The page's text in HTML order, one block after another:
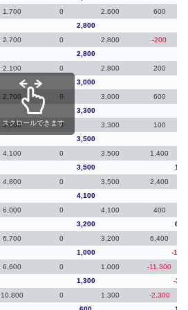
1,700 0 2,600 600
2,800
2,700 0 2,800 -200
2,800
2,100 0 2,800 200
3,000
2,700 0 3,000 600
3,300
4,000 0 3,300 100
3,500
4,100 0 3,500 1,400
3,500
4,800 0 3,500 2,400
4,100
6,000 0 4,100 400
3,200
6,700 0 3,200 6,400
1,000
-
6,600 0 1,000 -11,300
1,300
-
10,800 0 1,300 -2,300
スクロールできます